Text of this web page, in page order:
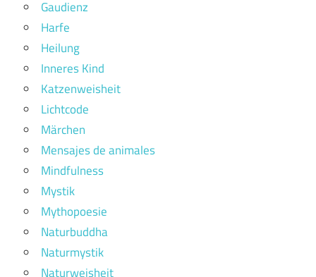
Gaudienz
Harfe
Heilung
Inneres Kind
Katzenweisheit
Lichtcode
Märchen
Mensajes de animales
Mindfulness
Mystik
Mythopoesie
Naturbuddha
Naturmystik
Naturweisheit